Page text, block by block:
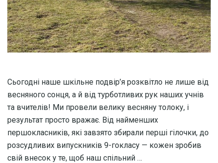
Сьогодні наше шкільне подвір’я розквітло не лише від
весняного сонця, а й від турботливих рук наших учнів
та вчителів! Ми провели велику весняну толоку, і
результат просто вражає. Від найменших
першокласників, які завзято збирали перші гілочки, до
розсудливих випускників 9-гокласу — кожен зробив
свій внесок у те, щоб наш спільний …